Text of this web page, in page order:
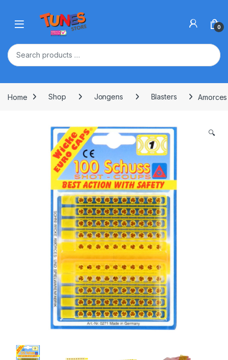
Open 0
Home Shop Jongens Blasters
🔍